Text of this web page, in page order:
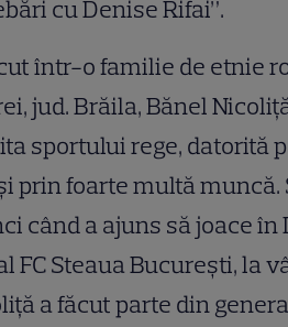
cu Denise Rifai”.
într-o familie de etnie
jud. Brăila, Bănel
sportului rege, datorită
prin foarte multă
când a ajuns să joace în
FC Steaua București, la
a făcut parte din